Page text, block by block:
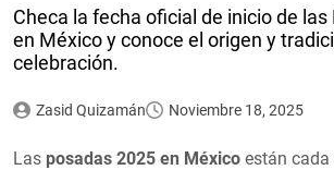
Checa la fecha oficial de inicio de
en México y conoce el origen y
celebración.
Zasid Quizamán Noviembre 18, 2025
Las posadas 2025 en México están cada